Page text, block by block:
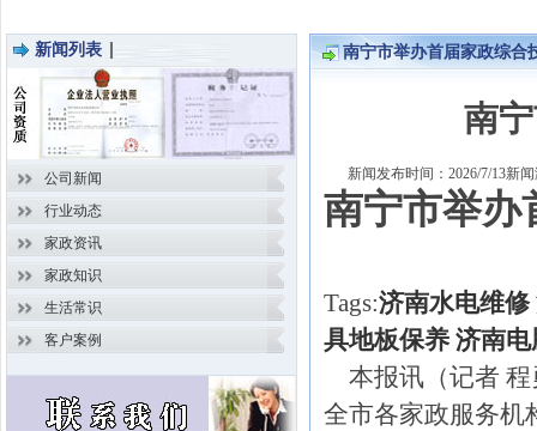
新闻列表
公司新闻
行业动态
家政资讯
家政知识
生活常识
客户案例
南宁市举办首届家政综合
南
新闻发布时间：2026/7/13新
南宁市举办
Tags:济南水电维修
具地板保养 济南
本报讯（记者 程
全市各家政服务机